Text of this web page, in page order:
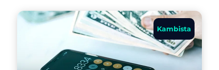
Kambista